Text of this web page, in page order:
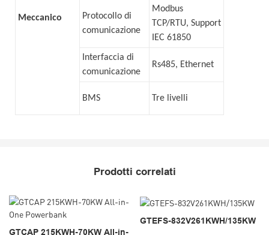
Meccanico
Protocollo di
comunicazione
Modbus
TCP/RTU, Support
IEC 61850
Interfaccia di
comunicazione
Rs485, Ethernet
BMS Tre livelli
Prodotti correlati
GTCAP 215KWH-70KW All-in-
GTEFS-832V261KWH/135KW